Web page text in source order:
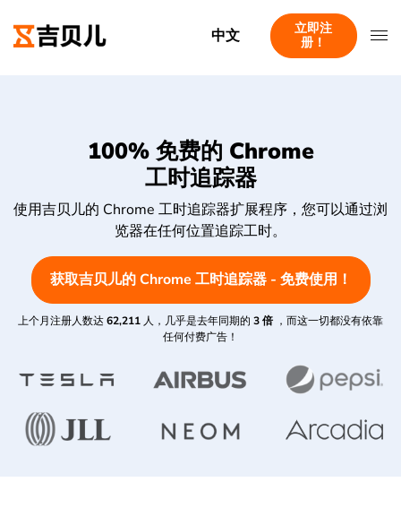
中文
立即注
册！
100% 免费的 Chrome
工时追踪器
使用吉贝儿的 Chrome 工时追踪器扩展程序，您可以通过浏
览器在任何位置追踪工时。
获取吉贝儿的 Chrome 工时追踪器 - 免费使用！
上个月注册人数达62,211 人，几乎是去年同期的 3 倍 ，而这一切都没有依靠
任何付费广告！